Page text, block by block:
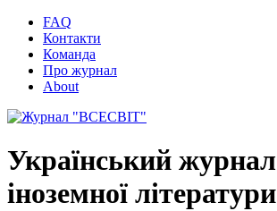
FAQ
Контакти
Команда
Про журнал
About
Український журнал
іноземної літератури